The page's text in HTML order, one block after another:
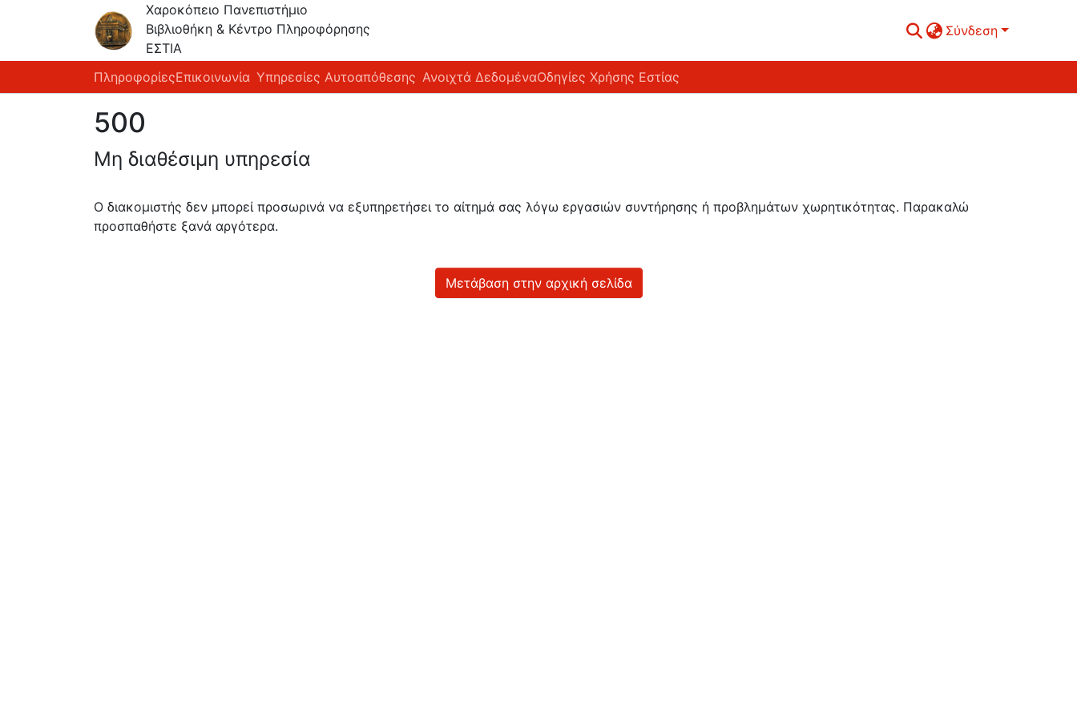
Χαροκόπειο Πανεπιστήμιο
Βιβλιοθήκη & Κέντρο Πληροφόρησης
ΕΣΤΙΑ
Σύνδεση
ΠληροφορίεςΕπικοινωνία Υπηρεσίες Αυτοαπόθεσης Ανοιχτά ΔεδομέναΟδηγίες Χρήσης Εστίας
500
Μη διαθέσιμη υπηρεσία
Ο διακομιστής δεν μπορεί προσωρινά να εξυπηρετήσει το αίτημά σας λόγω εργασιών συντήρησης ή προβλημάτων χωρητικότητας. Παρακαλώ
προσπαθήστε ξανά αργότερα.
Μετάβαση στην αρχική σελίδα